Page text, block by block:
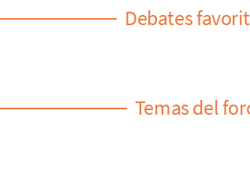
Debates
Temas del